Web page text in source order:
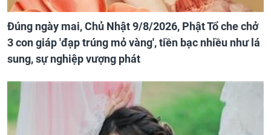
Đúng ngày mai, Chủ Nhật 9/8/2026, Phật Tổ che chở
3 con giáp 'đạp trúng mỏ vàng', tiền bạc nhiều như lá
sung, sự nghiệp vượng phát